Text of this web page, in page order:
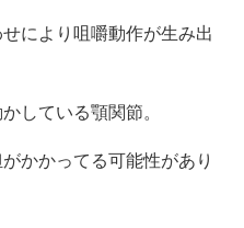
により咀嚼動作が生み出
している顎関節。
かかってる可能性があり